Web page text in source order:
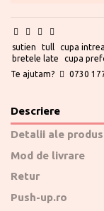
sutien tull cupa
bretele late
cupa
Te ajutam?
0730
Descriere
Detalii ale
Mod de livrare
Retur
Push-up.ro